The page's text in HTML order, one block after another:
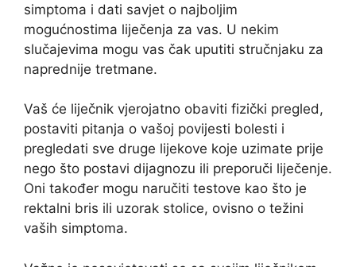
simptoma i dati savjet o najboljim
mogućnostima liječenja za vas. U nekim
slučajevima mogu vas čak uputiti stručnjaku za
naprednije tretmane.
Vaš će liječnik vjerojatno obaviti fizički pregled,
postaviti pitanja o vašoj povijesti bolesti i
pregledati sve druge lijekove koje uzimate prije
nego što postavi dijagnozu ili preporuči liječenje.
Oni također mogu naručiti testove kao što je
rektalni bris ili uzorak stolice, ovisno o težini
vaših simptoma.